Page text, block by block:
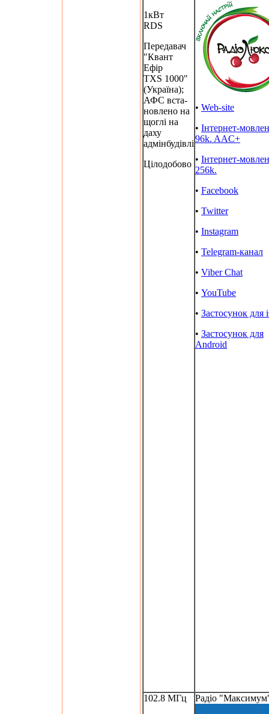
1кВт
RDS
Передавач
"Квант
Ефір
TXS 1000"
(Україна);
АФС вста-
новлено на
щоглі на
даху
адмінбудівлі
Цілодобово
• Web-site
• Інтернет-
96k. AAC+
• Інтернет-
256k.
• Facebook
• Twitter
• Instagram
• Telegram-канал
• Viber Chat
• YouTube
• Застосунок для
• Застосунок для
Android
102.8 МГц
Радіо